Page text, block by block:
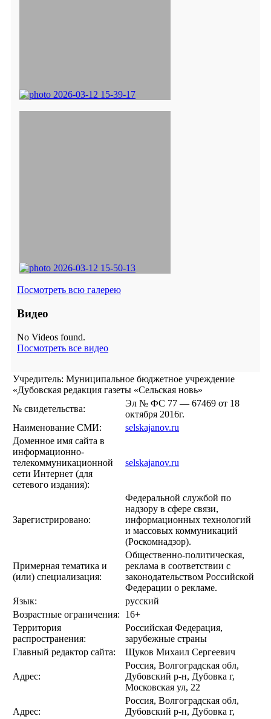
Посмотреть всю галерею
Видео
No Videos found.
Посмотреть все видео
Учредитель: Муниципальное бюджетное учреждение
«Дубовская редакция газеты «Сельская новь»
№ свидетельства:
Эл № ФС 77 — 67469 от 18
октября 2016г.
Наименование СМИ:
selskajanov.ru
Доменное имя сайта в
информационно-
телекоммуникационной
сети Интернет (для
сетевого издания):
selskajanov.ru
Зарегистрировано:
Федеральной службой по
надзору в сфере связи,
информационных технологий
и массовых коммуникаций
(Роскомнадзор).
Примерная тематика и
(или) специализация:
Общественно-политическая,
реклама в соответствии с
законодательством Российской
Федерации о рекламе.
Язык:
русский
Возрастные ограничения:
16+
Территория
распространения:
Российская Федерация,
зарубежные страны
Главный редактор сайта:
Щуков Михаил Сергеевич
Адрес:
Россия, Волгоградская обл,
Дубовский р-н, Дубовка г,
Московская ул, 22
Адрес:
Россия, Волгоградская обл,
Дубовский р-н, Дубовка г,